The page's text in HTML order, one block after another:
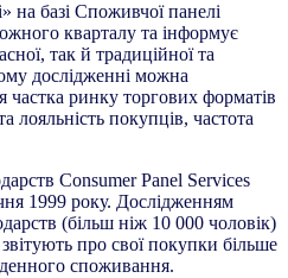
на базі Споживчої панелі
кварталу та інформує
так й традиційної та
дослідженні можна
частка ринку торгових форматів
лояльність покупців, частота
Consumer Panel Services
1999 року. Дослідженням
(більш ніж 10 000 чоловік)
про свої покупки більше
споживання.